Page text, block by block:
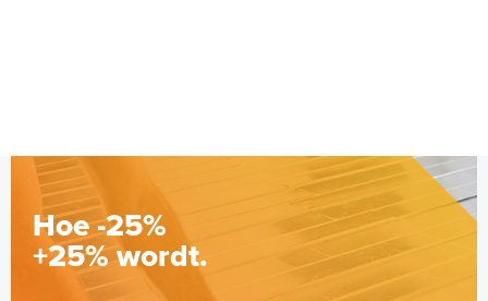
Hoe -25%
+25% wordt.